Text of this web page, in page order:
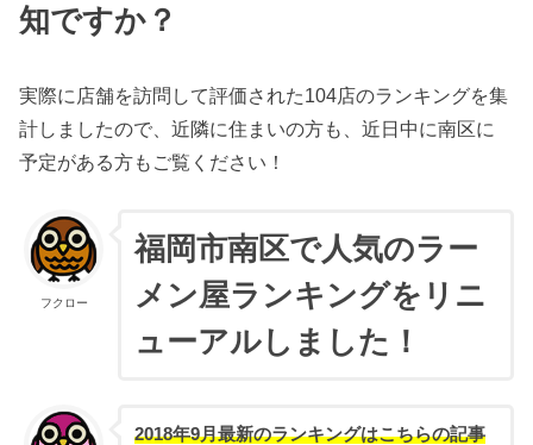
知ですか？
実際に店舗を訪問して評価された104店のランキングを集
計しましたので、近隣に住まいの方も、近日中に南区に
予定がある方もご覧ください！
フクロー
福岡市南区で人気のラー
メン屋ランキングをリニ
ューアルしました！
2018年9月最新のランキングはこちらの記事